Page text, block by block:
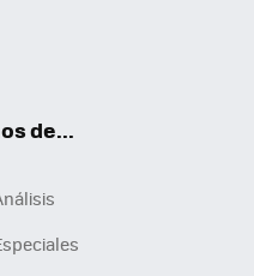
de...